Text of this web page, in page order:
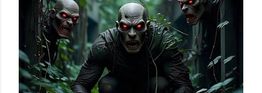
a
g